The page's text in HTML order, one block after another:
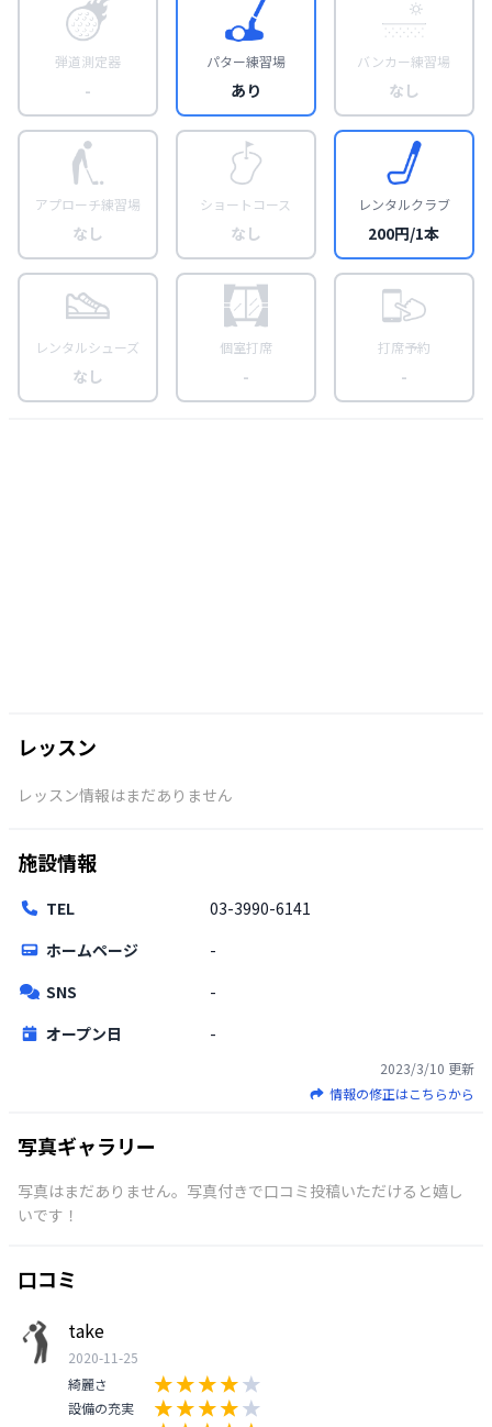
弾道測定器
-
パター練習場
あり
バンカー練習場
なし
アプローチ練習場
なし
ショートコース
なし
レンタルクラブ
200円/1本
レンタルシューズ
なし
個室打席
-
打席予約
-
レッスン
レッスン情報はまだありません
施設情報
TEL
03-3990-6141
ホームページ
-
SNS
-
オープン日
-
2023/3/10 更新
情報の修正はこちらから
写真ギャラリー
写真はまだありません。写真付きで口コミ投稿いただけると嬉し
いです！
口コミ
take
2020-11-25
綺麗さ
設備の充実